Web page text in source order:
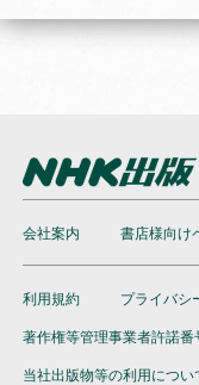
会社案内 書店様向け
利用規約 プライバシ
著作権等管理事業者許諾番
当社出版物等の利用につい